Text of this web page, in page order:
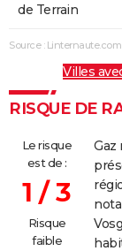
de Terrain
Source :
Villes
RISQUE DE
Le risque
est de :
1 / 3
Risque
faible
Gaz